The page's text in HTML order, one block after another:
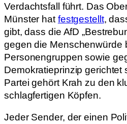
Verdachtsfall führt. Das
Münster hat festgestellt,
gibt, dass die AfD
gegen die Menschenwürde
Personengruppen sowie
Demokratieprinzip gerichtet
Partei gehört Krah zu den
schlagfertigen Köpfen.
Jeder Sender, der einen